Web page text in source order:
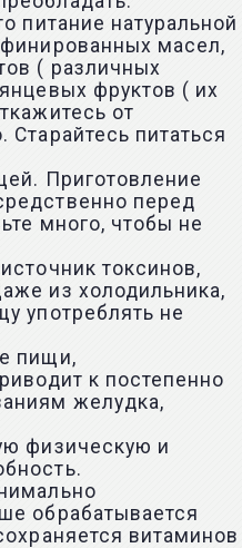
питание натуральной
масел,
( различных
фруктов ( их
от
питаться
Приготовление
перед
много, чтобы не
токсинов,
из холодильника,
употреблять не
пищи,
к постепенно
желудка,
физическую и
обрабатывается
витаминов